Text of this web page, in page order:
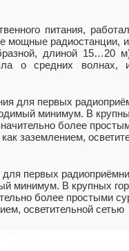
питания,
мощные радиостанции,
длиной 15…20
о средних волнах,
для первых
минимум. В крупных
более простыми
осветительной сетью